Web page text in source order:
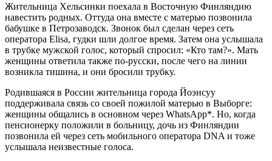
Жительница Хельсинки поехала в Восточную Финляндию
навестить родных. Оттуда она вместе с матерью позвонила
бабушке в Петрозаводск. Звонок был сделан через сеть
оператора Elisa, гудки шли долгое время. Затем она услышала
в трубке мужской голос, который спросил: «Кто там?». Мать
женщины ответила также по-русски, после чего на линии
возникла тишина, и они бросили трубку.
Родившаяся в России жительница города Йоэнсуу
поддерживала связь со своей пожилой матерью в Выборге:
женщины общались в основном через WhatsApp*. Но, когда
пенсионерку положили в больницу, дочь из Финляндии
позвонила ей через сеть мобильного оператора DNA и тоже
услышала неизвестные голоса.